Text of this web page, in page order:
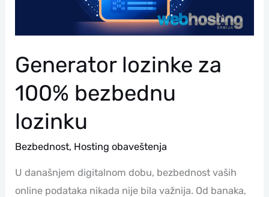
Generator lozinke za
100% bezbednu
lozinku
Bezbednost, Hosting obaveštenja
U današnjem digitalnom dobu, bezbednost vaših
online podataka nikada nije bila važnija. Od banaka,